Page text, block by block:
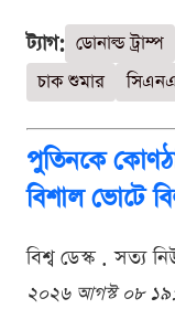
ট্যাগ: ডোনাল্ড ট্রাম্প
চাক শুমার
পুতিনকে
বিশাল ভোটে
বিশ্ব ডেস্ক . সত্য
২০২৬ আগস্ট ০৮